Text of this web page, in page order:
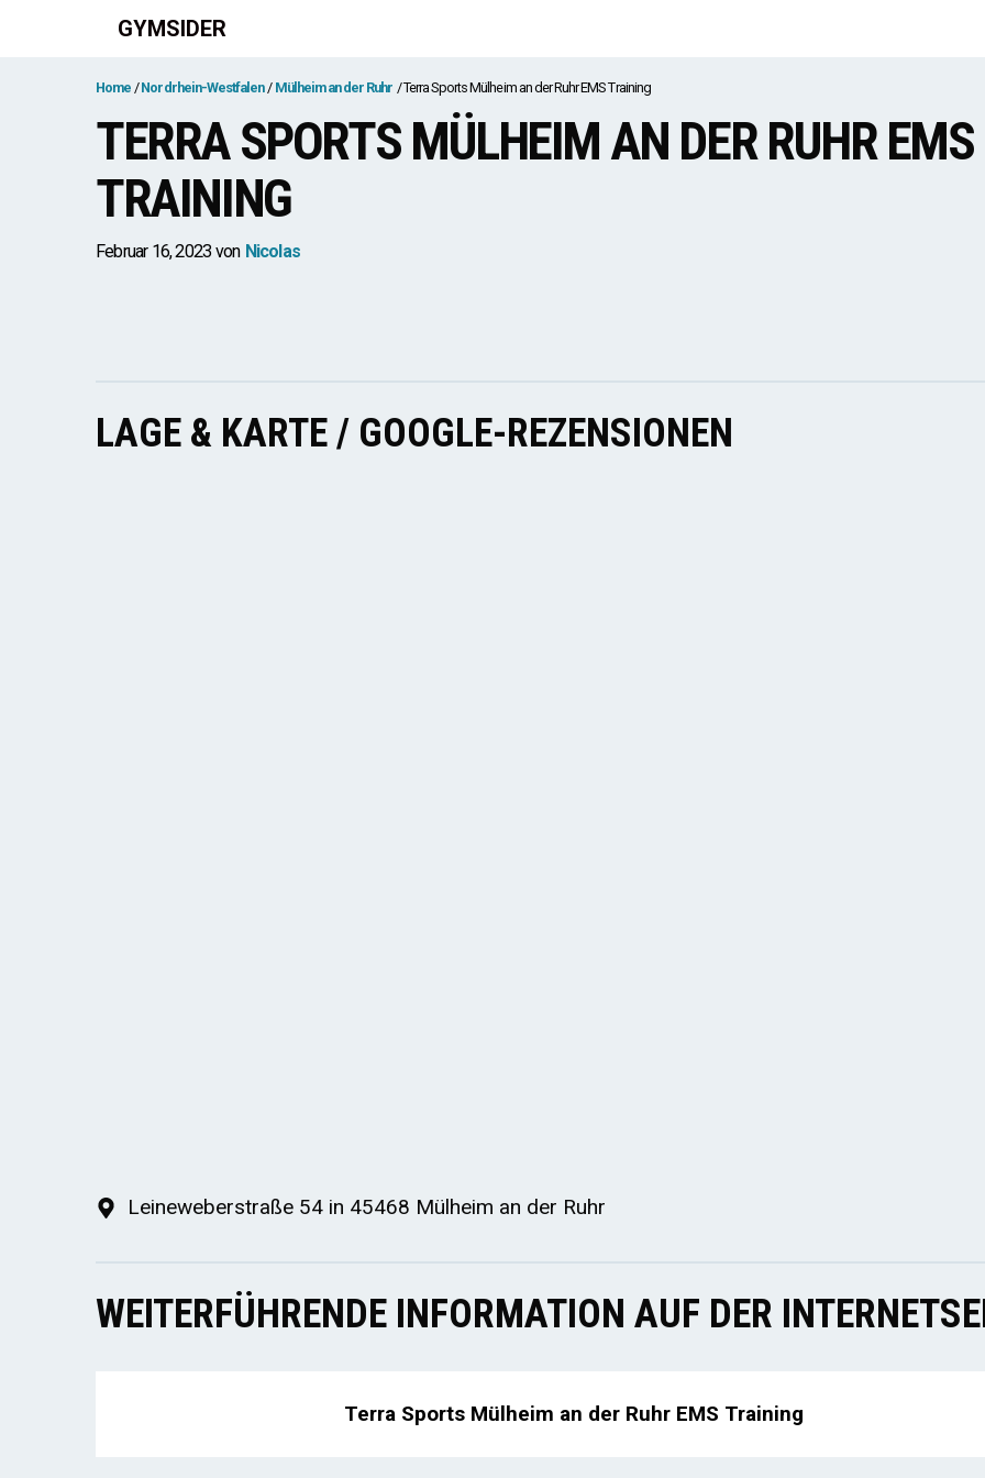
GYMSIDER
Home Nordrhein-Westfalen Mülheim an der Ruhr Terra Sports Mülheim an der Ruhr EMS Training
TERRA SPORTS MÜLHEIM AN DER RUHR EMS
TRAINING
Februar 16, 2023 von Nicolas
LAGE & KARTE / GOOGLE-REZENSIONEN
Leineweberstraße 54 in 45468 Mülheim an der Ruhr
WEITERFÜHRENDE INFORMATION AUF DER
Terra Sports Mülheim an der Ruhr EMS Training